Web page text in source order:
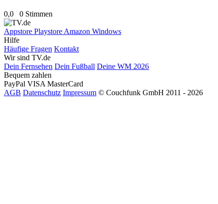
0,0 0 Stimmen
Appstore Playstore Amazon Windows
Hilfe
Häufige Fragen Kontakt
Wir sind TV.de
Dein Fernsehen Dein Fußball Deine WM 2026
Bequem zahlen
PayPal VISA MasterCard
AGB Datenschutz Impressum © Couchfunk GmbH 2011 - 2026